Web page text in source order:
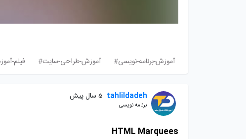
آموزش-برنامه-نویسی#
آموزش-طراحی-سایت# فیلم-
tahlildadeh 5 سال پیش
برنامه نویسی
HTML Marquees